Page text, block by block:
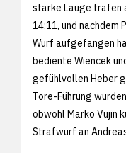
starke Lauge trafen
14:11, und nachdem
Wurf aufgefangen
bediente Wiencek
gefühlvollen Heber
Tore-Führung
obwohl Marko Vujin
Strafwurf an